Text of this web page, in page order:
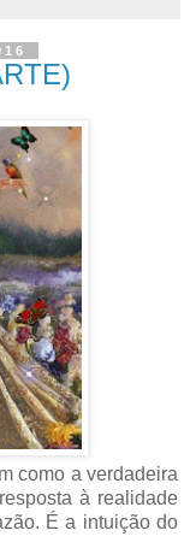
como a verdadeira
à realidade
É a intuição do